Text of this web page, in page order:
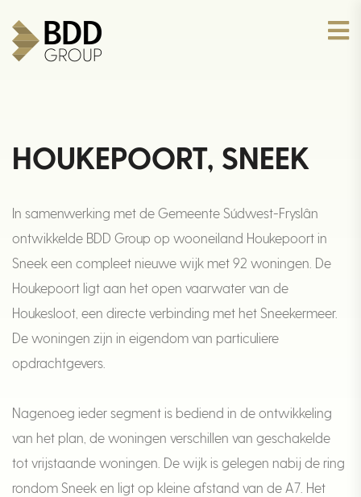
HOUKEPOORT, SNEEK
In samenwerking met de Gemeente Súdwest-Fryslân
ontwikkelde BDD Group op wooneiland Houkepoort in
Sneek een compleet nieuwe wijk met 92 woningen. De
Houkepoort ligt aan het open vaarwater van de
Houkesloot, een directe verbinding met het Sneekermeer.
De woningen zijn in eigendom van particuliere
opdrachtgevers.
Nagenoeg ieder segment is bediend in de ontwikkeling
van het plan, de woningen verschillen van geschakelde
tot vrijstaande woningen. De wijk is gelegen nabij de ring
rondom Sneek en ligt op kleine afstand van de A7. Het